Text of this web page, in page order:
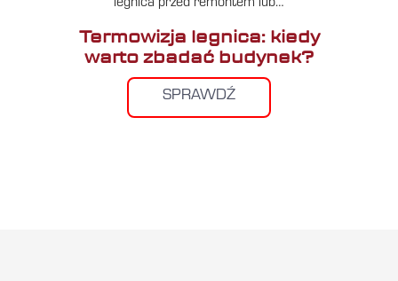
legnica przed remontem lub…
Termowizja legnica: kiedy
warto zbadać budynek?
SPRAWDŹ